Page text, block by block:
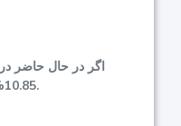
اگر در حال حاضر
10.85%بر اساس بالاترین قیمت پیش‌بینی شده است. مطمئن شوید که این با تحمل ریسک و اهداف سرمایه‌گذاری شما همخوانی دارد قبل از تصمیم‌گیری.